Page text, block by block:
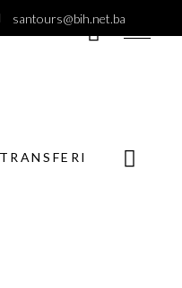
santours@bih.net.ba
TRANSFERI